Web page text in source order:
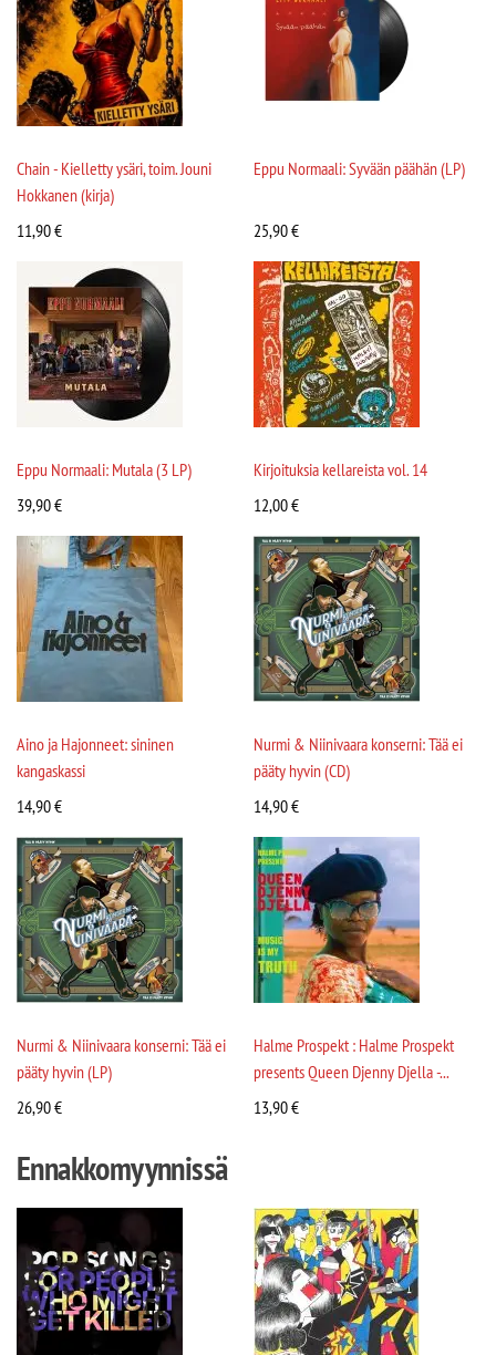
Chain - Kielletty ysäri, toim. Jouni
Hokkanen (kirja)
11,90€
Eppu Normaali: Syvään päähän (LP)
25,90€
Eppu Normaali: Mutala (3 LP)
39,90€
Kirjoituksia kellareista vol. 14
12,00€
Aino ja Hajonneet: sininen
kangaskassi
14,90€
Nurmi & Niinivaara konserni: Tää ei
pääty hyvin (CD)
14,90€
Nurmi & Niinivaara konserni: Tää ei
pääty hyvin (LP)
26,90€
Halme Prospekt : Halme Prospekt
presents Queen Djenny Djella -...
13,90€
Ennakkomyynnissä